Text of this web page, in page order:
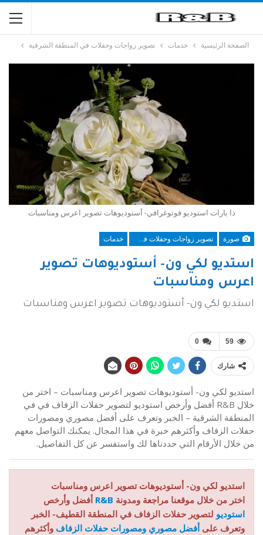
الصفحة الرئيسية خدمات تصوير زواجات وحفلات في المنطقة الشرقية
ذا بارات استوديو فوتوغرافي- أستوديوهات تصوير اعرس ومناسبات
صورة خدمات
استديو لكي ون- أستوديوهات تصوير
اعرس ومناسبات
استديو لكي ون- أستوديوهات تصوير اعرس ومناسبات
0 59
شارك
استديو لكي ون- أستوديوهات تصوير اعرس ومناسبات – اختر من
خلال R&B أفضل وأرخص استوديو لتصوير حفلات الزفاف في في
المنطقة الشرقية – الخبر وتعرف على أفضل مصوري ومصورات
حفلات الزفاف وأكثرهم خبرة في هذا المجال. يمكنك التواصل معهم
من خلال الأرقام التي حددناها لك واستفسر عن كل التفاصيل.
استديو لكي ون- أستوديوهات تصوير اعرس ومناسبات
اختر من خلال موقعنا مراجعة ومدونة R&B أفضل وأرخص
استوديو لتصوير حفلات الزفاف في المنطقة القطيف- الخبر
وتعرف على أفضل مصوري ومصورات حفلات الزفاف وأكثرهم